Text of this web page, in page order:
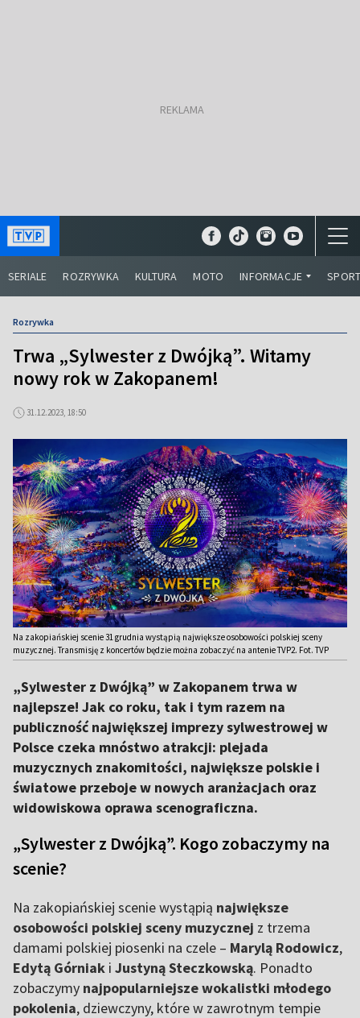
SERIALE ROZRYWKA KULTURA MOTO INFORMACJE
Rozrywka
Trwa „Sylwester z Dwójką”. Witamy
nowy rok w Zakopanem!
31.12.2023, 18:50
Na zakopiańskiej scenie 31 grudnia wystąpią największe osobowości polskiej sceny
muzycznej. Transmisję z koncertów będzie można zobaczyć na antenie TVP2. Fot. TVP
„Sylwester z Dwójką” w Zakopanem trwa w
najlepsze! Jak co roku, tak i tym razem na
publiczność największej imprezy sylwestrowej w
Polsce czeka mnóstwo atrakcji: plejada
muzycznych znakomitości, największe polskie i
światowe przeboje w nowych aranżacjach oraz
widowiskowa oprawa scenograficzna.
„Sylwester z Dwójką”. Kogo zobaczymy na
scenie?
Na zakopiańskiej scenie wystąpią największe
osobowości polskiej sceny muzycznej z trzema
damami polskiej piosenki na czele – Marylą Rodowicz,
Edytą Górniak i Justyną Steczkowską. Ponadto
zobaczymy najpopularniejsze wokalistki młodego
pokolenia, dziewczyny, które w zawrotnym tempie